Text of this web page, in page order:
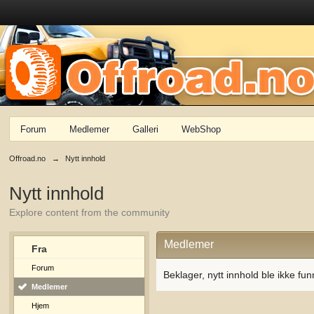
Forum Medlemer Galleri WebShop
Offroad.no → Nytt innhold
Nytt innhold
Explore content from the community
Fra
Forum
Medlemer
Hjem
Medlemer
Beklager, nytt innhold ble ikke